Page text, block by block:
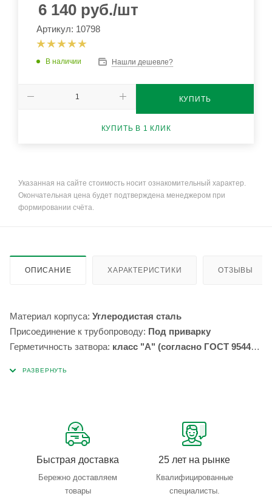
6 140 руб./шт
Артикул: 10798
В наличии Нашли дешевле?
КУПИТЬ
КУПИТЬ В 1 КЛИК
Указанная на сайте стоимость носит ознакомительный характер.
Окончательная цена будет подтверждена менеджером при
формировании счёта.
ОПИСАНИЕ ХАРАКТЕРИСТИКИ ОТЗЫВЫ
Материал корпуса: Углеродистая сталь
Присоединение к трубопроводу: Под приварку
Герметичность затвора: класс "А" (согласно ГОСТ 9544-
другие неагрессивные газовые среды.
Быстрая доставка
Бережно доставляем
товары
25 лет на рынке
Квалифицированные
специалисты.